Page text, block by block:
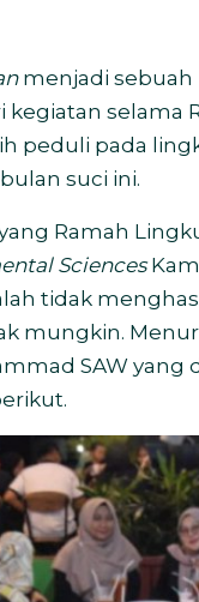
menjadi sebuah
selama
peduli pada
suci ini.
Ramah
Sciences
tidak
mungkin.
SAW yang